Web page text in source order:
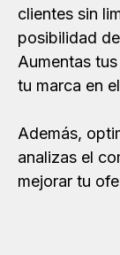
clientes sin
posibilidad
Aumentas
tu marca en
Además,
analizas el
mejorar tu